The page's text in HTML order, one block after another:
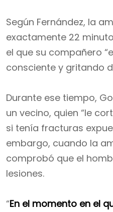
Según Fernández, la
exactamente 22
el que su compañero
consciente y gritando
Durante ese tiempo,
un vecino, quien “le
si tenía fracturas
embargo, cuando la
comprobó que el
lesiones.
“En el momento en el